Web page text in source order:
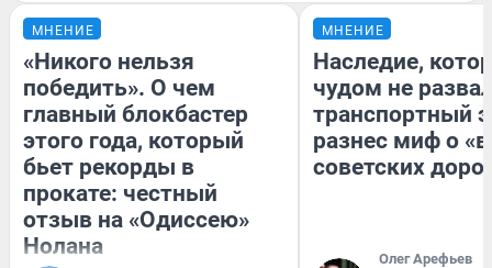
МНЕНИЕ
«Никого нельзя
победить». О чем
главный блокбастер
этого года, который
бьет рекорды в
прокате: честный
отзыв на «Одиссею»
Нолана
МНЕНИЕ
Наследие,
чудом не
транспортный
разнес миф о
советских
Олег Арефьев